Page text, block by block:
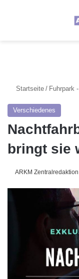
Startseite / Fuhrpark
Verschiedenes
bringt sie
ARKM Zentralredaktion